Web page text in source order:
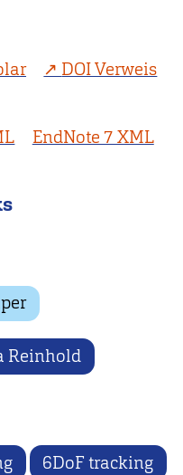
DOI Verweis
EndNote 7 XML
Reinhold
6DoF tracking